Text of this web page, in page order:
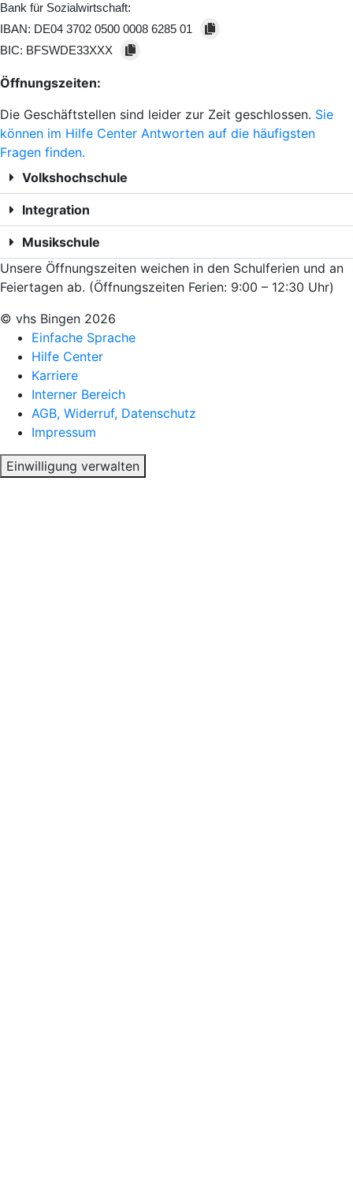
Bank für Sozialwirtschaft:
IBAN: DE04 3702 0500 0008 6285 01
BIC: BFSWDE33XXX
Öffnungszeiten:
Die Geschäftstellen sind leider zur Zeit geschlossen. Sie
können im Hilfe Center Antworten auf die häufigsten
Fragen finden.
Volkshochschule
Integration
Musikschule
Unsere Öffnungszeiten weichen in den Schulferien und an
Feiertagen ab. (Öffnungszeiten Ferien: 9:00 – 12:30 Uhr)
© vhs Bingen 2026
Einfache Sprache
Hilfe Center
Karriere
Interner Bereich
AGB, Widerruf, Datenschutz
Impressum
Einwilligung verwalten